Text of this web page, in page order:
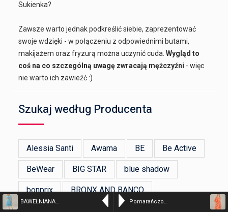
BAWEŁNIANA SUKIENKA W KWIATY – kolor n/a – 274-1796A TURCHE Pomarańczowa sukienka z lnu – kolor n/a – 225-18388A ARANC
Sukienka?
Zawsze warto jednak podkreślić siebie, zaprezentować
swoje wdzięki - w połączeniu z odpowiednimi butami,
makijażem oraz fryzurą można uczynić cuda.Wygląd to
coś na co szczególną uwagę zwracają mężczyźni - więc
nie warto ich zawieźć :)
Szukaj według Producenta
Alessia Santi Awama BE Be Active
BeWear BIG STAR blue shadow
bonprix BRONX AND BANCO